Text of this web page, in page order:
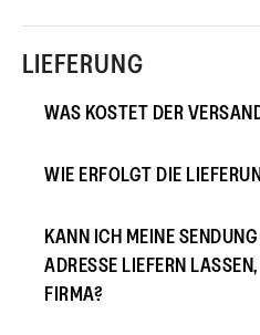
LIEFERUNG
WAS KOSTET DER
WIE ERFOLGT DIE
KANN ICH MEINE
ADRESSE LIEFERN
FIRMA?